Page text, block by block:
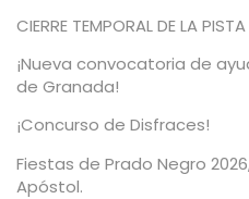
CIERRE TEMPORAL DE LA
¡Nueva convocatoria de
de Granada!
¡Concurso de Disfraces!
Fiestas de Prado Negro
Apóstol.